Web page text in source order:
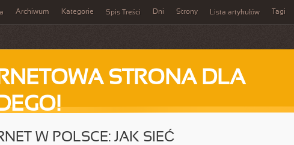
Archiwum Kategorie Spis Treści Dni Strony Lista artykułów Tagi
STRONA DLA
W POLSCE: JAK SIEĆ